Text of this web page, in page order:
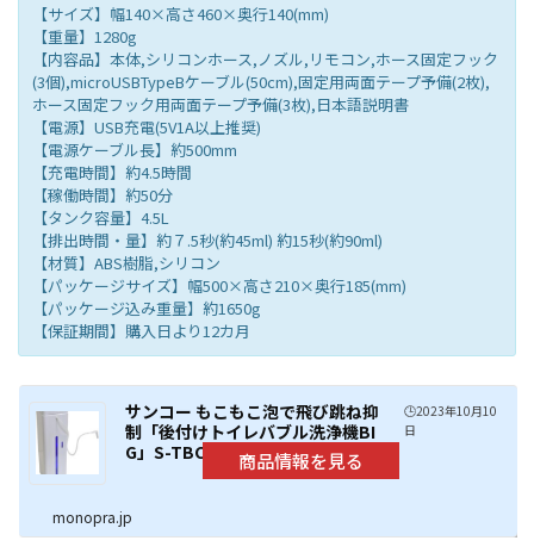
【サイズ】幅140×高さ460×奥行140(mm)
【重量】1280g
【内容品】本体,シリコンホース,ノズル,リモコン,ホース固定フック
(3個),microUSBTypeBケーブル(50cm),固定用両面テープ予備(2枚),
ホース固定フック用両面テープ予備(3枚),日本語説明書
【電源】USB充電(5V1A以上推奨)
【電源ケーブル長】約500mm
【充電時間】約4.5時間
【稼働時間】約50分
【タンク容量】4.5L
【排出時間・量】約７.5秒(約45ml) 約15秒(約90ml)
【材質】ABS樹脂,シリコン
【パッケージサイズ】幅500×高さ210×奥行185(mm)
【パッケージ込み重量】約1650g
【保証期間】購入日より12カ月
サンコー もこもこ泡で飛び跳ね抑
制「後付けトイレバブル洗浄機BI
G」S-TBC21W
🕒️2023年10月10
日
monopra.jp